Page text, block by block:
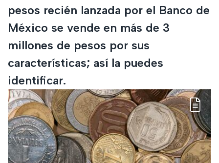
pesos recién lanzada por el Banco de
México se vende en más de 3
millones de pesos por sus
características; así la puedes
identificar.